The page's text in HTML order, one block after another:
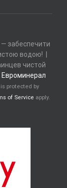
забеспечити
водою! |
чистой
Евроминерал
protected by
of Service apply.